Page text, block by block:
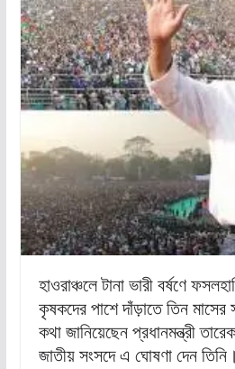
হাওরাঞ্চলে টানা ভারী বর্ষণে
কৃষকদের পাশে দাঁড়াতে তিন মাসের
কথা জানিয়েছেন প্রধানমন্ত্রী
জাতীয় সংসদে এ ঘোষণা দেন তিনি।